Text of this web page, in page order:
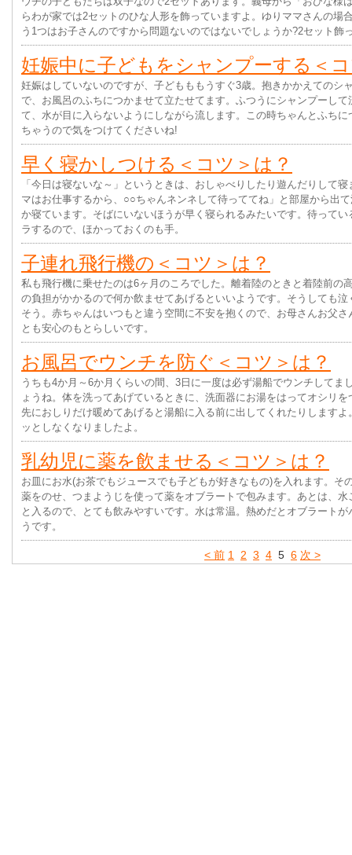
らわが家では2セットのひな人形を飾っていますよ。ゆりママさんの場
う1つはお子さんのですから問題ないのではないでしょうか?2セット飾
妊娠中に子どもをシャンプーする＜
妊娠はしていないのですが、子どもももうすぐ3歳。抱きかかえてのシ
で、お風呂のふちにつかませて立たせてます。ふつうにシャンプーし
て、水が目に入らないようにしながら流します。この時ちゃんとふち
ちゃうので気をつけてくださいね!
早く寝かしつける＜コツ＞は？
「今日は寝ないな～」というときは、おしゃべりしたり遊んだりして
マはお仕事するから、○○ちゃんネンネして待っててね」と部屋から出
か寝ています。そばにいないほうが早く寝られるみたいです。待って
ラするので、ほかっておくのも手。
子連れ飛行機の＜コツ＞は？
私も飛行機に乗せたのは6ヶ月のころでした。離着陸のときと着陸前の
の負担がかかるので何か飲ませてあげるといいようです。そうしても
そう。赤ちゃんはいつもと違う空間に不安を抱くので、お母さんお父
とも安心のもとらしいです。
お風呂でウンチを防ぐ＜コツ＞は？
うちも4か月～6か月くらいの間、3日に一度は必ず湯船でウンチしてま
ょうね。体を洗ってあげているときに、洗面器にお湯をはってオシリ
先におしりだけ暖めてあげると湯船に入る前に出してくれたりします
ッとしなくなりましたよ。
乳幼児に薬を飲ませる＜コツ＞は？
お皿にお水(お茶でもジュースでも子どもが好きなもの)を入れます。そ
薬をのせ、つまようじを使って薬をオブラートで包みます。あとは、
と入るので、とても飲みやすいです。水は常温。熱めだとオブラート
うです。
< 前 1 2 3 4 5 6 次 >